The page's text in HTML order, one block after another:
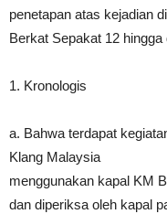
penetapan atas kejadian
Berkat Sepakat 12
1. Kronologis
a. Bahwa terdapat
Klang Malaysia
menggunakan kapal KM
dan diperiksa oleh kapal